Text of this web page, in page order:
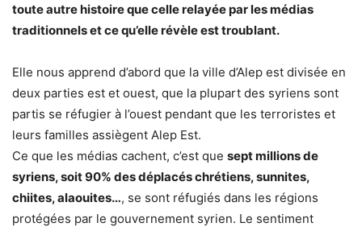
toute autre histoire que celle relayée par les médias
traditionnels et ce qu’elle révèle est troublant.
Elle nous apprend d’abord que la ville d’Alep est divisée en
deux parties est et ouest, que la plupart des syriens sont
partis se réfugier à l’ouest pendant que les terroristes et
leurs familles assiègent Alep Est.
Ce que les médias cachent, c’est que sept millions de
syriens, soit 90% des déplacés chrétiens, sunnites,
chiites, alaouites…, se sont réfugiés dans les régions
protégées par le gouvernement syrien. Le sentiment